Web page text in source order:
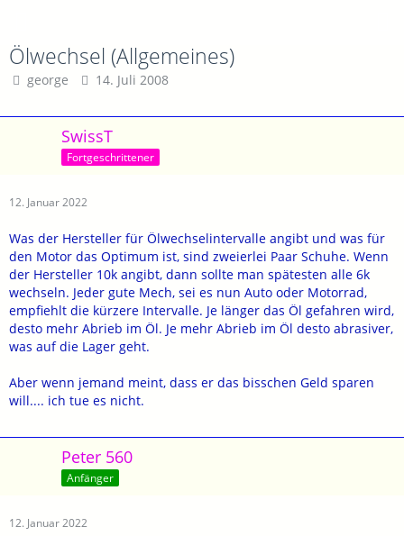
Ölwechsel (Allgemeines)
george 14. Juli 2008
SwissT
Fortgeschrittener
12. Januar 2022
Was der Hersteller für Ölwechselintervalle angibt und was für
den Motor das Optimum ist, sind zweierlei Paar Schuhe. Wenn
der Hersteller 10k angibt, dann sollte man spätesten alle 6k
wechseln. Jeder gute Mech, sei es nun Auto oder Motorrad,
empfiehlt die kürzere Intervalle. Je länger das Öl gefahren wird,
desto mehr Abrieb im Öl. Je mehr Abrieb im Öl desto abrasiver,
was auf die Lager geht.
Aber wenn jemand meint, dass er das bisschen Geld sparen
will.... ich tue es nicht.
Peter 560
Anfänger
12. Januar 2022